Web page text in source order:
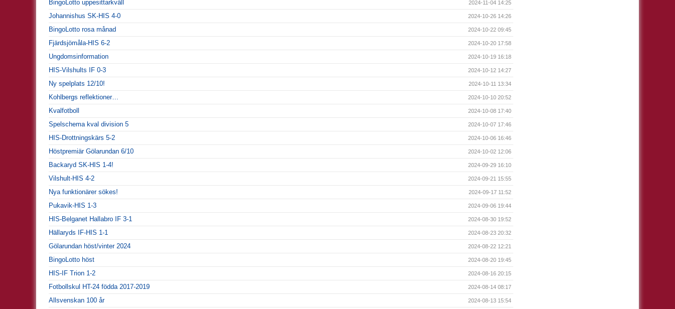
BingoLotto uppesittarkväll 2024-11-04 14:25
Johannishus SK-HIS 4-0 2024-10-26 14:26
BingoLotto rosa månad 2024-10-22 09:45
Fjärdsjömåla-HIS 6-2 2024-10-20 17:58
Ungdomsinformation 2024-10-19 16:18
HIS-Vilshults IF 0-3 2024-10-12 14:27
Ny spelplats 12/10! 2024-10-11 13:34
Kohlbergs reflektioner… 2024-10-10 20:52
Kvalfotboll 2024-10-08 17:40
Spelschema kval division 5 2024-10-07 17:46
HIS-Drottningskärs 5-2 2024-10-06 16:46
Höstpremiär Gölarundan 6/10 2024-10-02 12:06
Backaryd SK-HIS 1-4! 2024-09-29 16:10
Vilshult-HIS 4-2 2024-09-21 15:55
Nya funktionärer sökes! 2024-09-17 11:52
Pukavik-HIS 1-3 2024-09-06 19:44
HIS-Belganet Hallabro IF 3-1 2024-08-30 19:52
Hällaryds IF-HIS 1-1 2024-08-23 20:32
Gölarundan höst/vinter 2024 2024-08-22 12:21
BingoLotto höst 2024-08-20 19:45
HIS-IF Trion 1-2 2024-08-16 20:15
Fotbollskul HT-24 födda 2017-2019 2024-08-14 08:17
Allsvenskan 100 år 2024-08-13 15:54